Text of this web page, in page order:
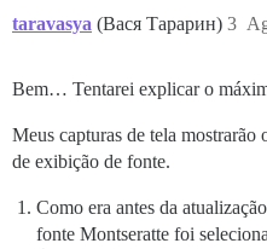
taravasya (Вася Тарарин) 3
Bem… Tentarei explicar o
Meus capturas de tela mostrarão
de exibição de fonte.
Como era antes da
fonte Montseratte foi